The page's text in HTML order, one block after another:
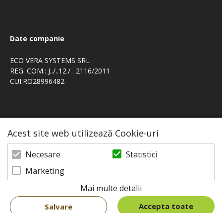
© 2026 Shop eco-vera | Powered byblugento
Date companie
ECO VERA SYSTEMS SRL
REG. COM.: J../..12./…2116/2011
CUI:RO28996482
Acest site web utilizează Cookie-uri
Necesare
Statistici
Marketing
Mai multe detalii
Salvare Accepta toate